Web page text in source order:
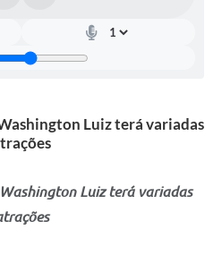
Luiz terá variadas
Luiz terá variadas